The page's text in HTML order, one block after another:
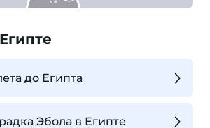
до Египта
Эбола в Египте